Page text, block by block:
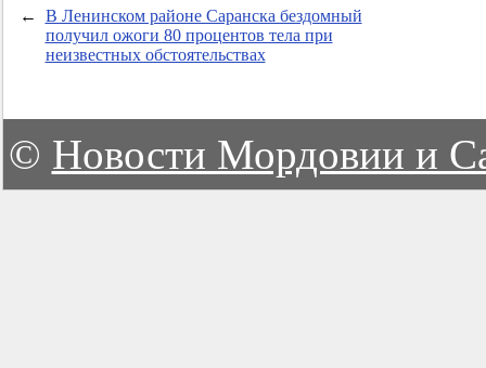
←
В Ленинском районе Саранска бездомный
получил ожоги 80 процентов тела при
неизвестных обстоятельствах
© Новости Мордовии и